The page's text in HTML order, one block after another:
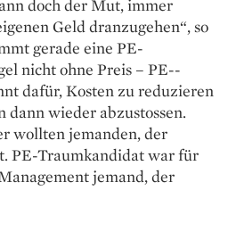
doch der Mut, immer
Geld dranzu­gehen“, so
gerade eine PE-
nicht ohne Preis – PE-­
dafür, Kosten zu reduzieren
dann wieder abzu­stossen.
wollten jemanden, der
PE-Traumkandidat war für
jemand, der